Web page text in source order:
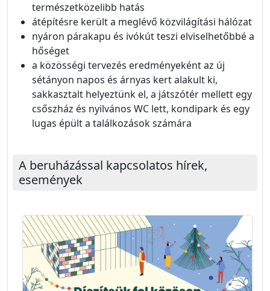
természetközelibb hatás
átépítésre került a meglévő közvilágítási hálózat
nyáron párakapu és ivókút teszi elviselhetőbbé a
hőséget
a közösségi tervezés eredményeként az új
sétányon napos és árnyas kert alakult ki,
sakkasztalt helyeztünk el, a játszótér mellett egy
csőszház és nyilvános WC lett, kondipark és egy
lugas épült a találkozások számára
A beruházással kapcsolatos hírek,
események